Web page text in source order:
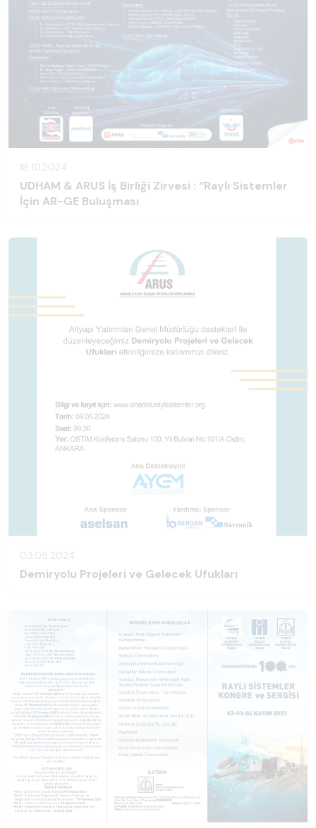
18.10.2024
UDHAM & ARUS İş Birliği Zirvesi : “Raylı Sistemler
İçin AR-GE Buluşması
03.05.2024
Demiryolu Projeleri ve Gelecek Ufukları